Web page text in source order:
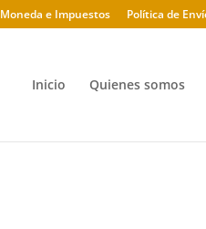
Moneda e Impuestos Política de
Inicio Quienes somos